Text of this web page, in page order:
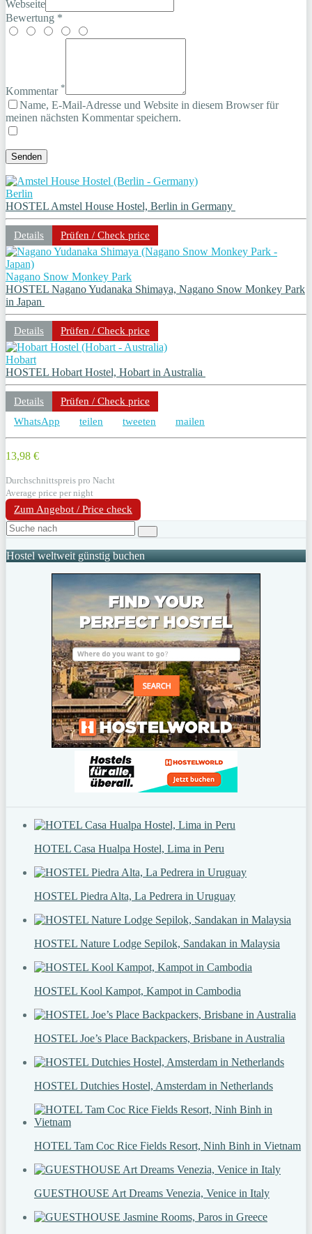
Webseite
Bewertung *
Kommentar *
Name, E-Mail-Adresse und Website in diesem Browser für
meinen nächsten Kommentar speichern.
Berlin
HOSTEL Amstel House Hostel, Berlin in Germany
Details Prüfen / Check price
Nagano Snow Monkey Park
HOSTEL Nagano Yudanaka Shimaya, Nagano Snow Monkey Park
in Japan
Details Prüfen / Check price
Hobart
HOSTEL Hobart Hostel, Hobart in Australia
Details
Prüfen / Check price
WhatsApp
teilen tweeten mailen
13,98 €
Durchschnittspreis pro Nacht
Average price per night
Zum Angebot / Price check
Hostel weltweit günstig buchen
HOTEL Casa Hualpa Hostel, Lima in Peru
HOSTEL Piedra Alta, La Pedrera in Uruguay
HOSTEL Nature Lodge Sepilok, Sandakan in Malaysia
HOSTEL Kool Kampot, Kampot in Cambodia
HOSTEL Joe’s Place Backpackers, Brisbane in Australia
HOSTEL Dutchies Hostel, Amsterdam in Netherlands
HOTEL Tam Coc Rice Fields Resort, Ninh Binh in Vietnam
GUESTHOUSE Art Dreams Venezia, Venice in Italy